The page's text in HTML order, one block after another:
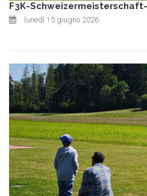
F3K-
lunedì 15 giugno 2026